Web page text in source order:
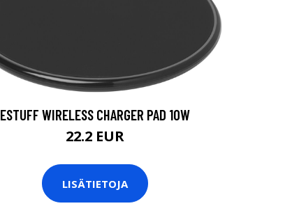
ESTUFF WIRELESS CHARGER PAD 10W
22.2 EUR
LISÄTIETOJA